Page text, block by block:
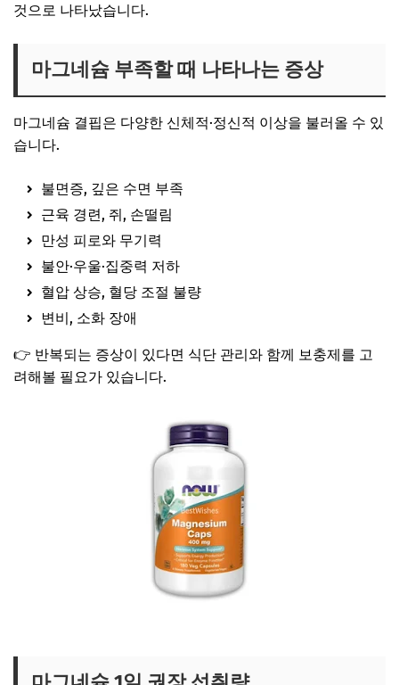
것으로 나타났습니다.
마그네슘 부족할 때 나타나는 증상
마그네슘 결핍은 다양한 신체적·정신적 이상을 불러올 수 있
습니다.
불면증, 깊은 수면 부족
근육 경련, 쥐, 손떨림
만성 피로와 무기력
불안·우울·집중력 저하
혈압 상승, 혈당 조절 불량
변비, 소화 장애
👉 반복되는 증상이 있다면 식단 관리와 함께 보충제를 고
려해볼 필요가 있습니다.